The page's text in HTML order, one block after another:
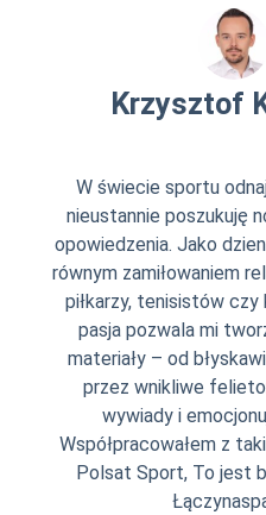
Krzysztof
W świecie sportu
nieustannie poszukuję
opowiedzenia. Jako
równym zamiłowaniem
piłkarzy, tenisistów czy
pasja pozwala mi
materiały – od
przez wnikliwe
wywiady i
Współpracowałem z
Polsat Sport, To jest